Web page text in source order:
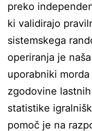
preko
ki validirajo
sistemskega
operiranja je
uporabniki
zgodovine
statistike
pomoč je na